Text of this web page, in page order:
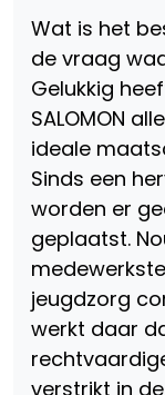
Wat is het
de vraag
Gelukkig
SALOMON
ideale
Sinds een
worden er
geplaatst.
jeugdzorg
werkt daar
verstrikt in